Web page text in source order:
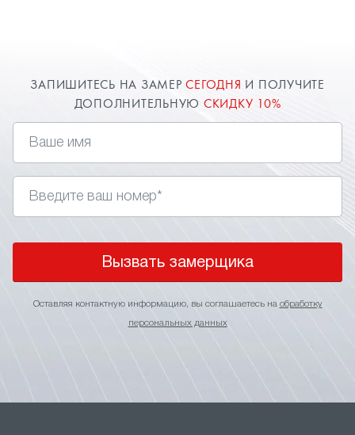
ЗАПИШИТЕСЬ НА ЗАМЕРСЕГОДНЯ И ПОЛУЧИТЕ
ДОПОЛНИТЕЛЬНУЮ СКИДКУ 10%
Вызвать замерщика
Оставляя контактную информацию, вы соглашаетесь на обработку
персональных данных